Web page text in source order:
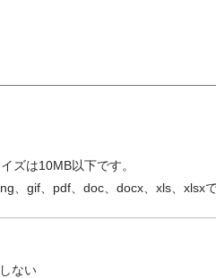
ズは10MB以下です。
、gif、pdf、doc、docx、xls、xlsxで
ない